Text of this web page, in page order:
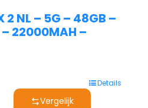
2 NL – 5G – 48GB –
– 22000MAH –
Details
Vergelijk